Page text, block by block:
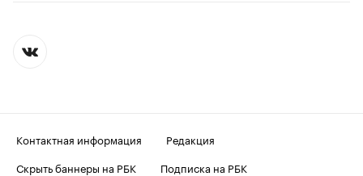
Контактная информация
Редакция
Скрыть баннеры на РБК
Подписка на РБК